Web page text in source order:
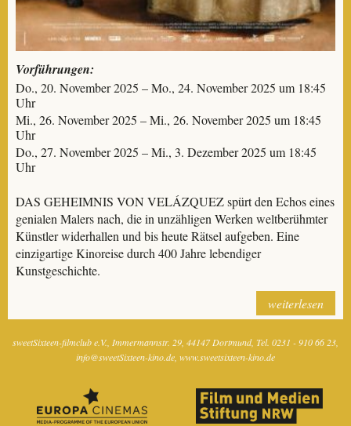
Vorführungen:
Do., 20. November 2025 – Mo., 24. November 2025 um 18:45
Uhr
Mi., 26. November 2025 – Mi., 26. November 2025 um 18:45
Uhr
Do., 27. November 2025 – Mi., 3. Dezember 2025 um 18:45
Uhr
DAS GEHEIMNIS VON VELÁZQUEZ spürt den Echos eines
genialen Malers nach, die in unzähligen Werken weltberühmter
Künstler widerhallen und bis heute Rätsel aufgeben. Eine
einzigartige Kinoreise durch 400 Jahre lebendiger
Kunstgeschichte.
weiterlesen
sweetSixteen-filmclub e.V. Immermannstr. 29 44147 Dortmund Tel. 0231 - 910 66 23
info@sweetSixteen-kino.de www.sweetsixteen-kino.de